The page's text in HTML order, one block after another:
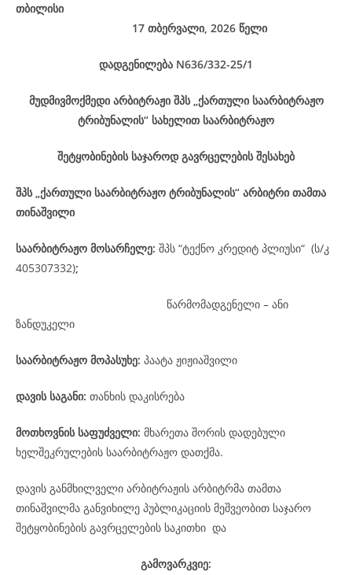
თბილისი
17 თბერვალი, 2026 წელი
დადგენილება N636/332-25/1
მუდმივმოქმედი არბიტრაჟი შპს „ქართული საარბიტრაჟო
ტრიბუნალის“ სახელით საარბიტრაჟო
შეტყობინების საჯაროდ გავრცელების შესახებ
შპს „ქართული საარბიტრაჟო ტრიბუნალის“ არბიტრი თამთა
თინაშვილი
საარბიტრაჟო მოსარჩელე: შპს “ტექნო კრედიტ პლიუსი“ (ს/კ
405307332);
წარმომადგენელი – ანი
ზანდუკელი
საარბიტრაჟო მოპასუხე: პაატა ჟიჟიაშვილი
დავის საგანი: თანხის დაკისრება
მოთხოვნის საფუძველი: მხარეთა შორის დადებული
ხელშეკრულების საარბიტრაჟო დათქმა.
დავის განმხილველი არბიტრაჟის არბიტრმა თამთა
თინაშვილმა განვიხილე პუბლიკაციის მეშვეობით საჯარო
შეტყობინების გავრცელების საკითხი და
გამოვარკვიე: